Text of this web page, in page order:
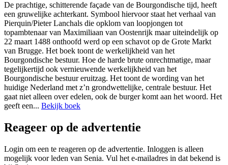
De prachtige, schitterende façade van de Bourgondische tijd, heeft
een gruwelijke achterkant. Symbool hiervoor staat het verhaal van
Pierquin/Pieter Lanchals die opklom van loopjongen tot
topambtenaar van Maximiliaan van Oostenrijk maar uiteindelijk op
22 maart 1488 onthoofd werd op een schavot op de Grote Markt
van Brugge. Het boek toont de werkelijkheid van het
Bourgondische bestuur. Hoe de harde brute onrechtmatige, maar
tegelijkertijd ook vernieuwende werkelijkheid van het
Bourgondische bestuur eruitzag. Het toont de wording van het
huidige Nederland met z’n grondwettelijke, centrale bestuur. Het
gaat niet alleen over edelen, ook de burger komt aan het woord. Het
geeft een... Bekijk boek
Reageer op de advertentie
Login om een te reageren op de advertentie. Inloggen is alleen
mogelijk voor leden van Senia. Vul het e-mailadres in dat bekend is